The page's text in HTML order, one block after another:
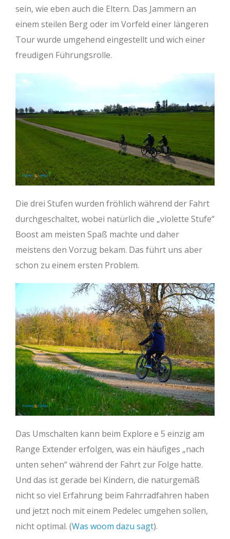
sein, wie eben auch die Eltern. Das Jammern an
einem steilen Berg oder im Vorfeld einer längeren
Tour wurde umgehend eingestellt und wich einer
freudigen Führungsrolle.
Die drei Stufen wurden fröhlich während der Fahrt
durchgeschaltet, wobei natürlich die „violette Stufe“
Boost am meisten Spaß machte und daher
meistens den Vorzug bekam. Das führt uns aber
schon zu einem ersten Problem.
Das Umschalten kann beim Explore e 5 einzig am
Range Extender erfolgen, was ein häufiges „nach
unten sehen“ während der Fahrt zur Folge hatte.
Und das ist gerade bei Kindern, die naturgemäß
nicht so viel Erfahrung beim Fahrradfahren haben
und jetzt noch mit einem Pedelec umgehen sollen,
nicht optimal. (Was woom dazu sagt).